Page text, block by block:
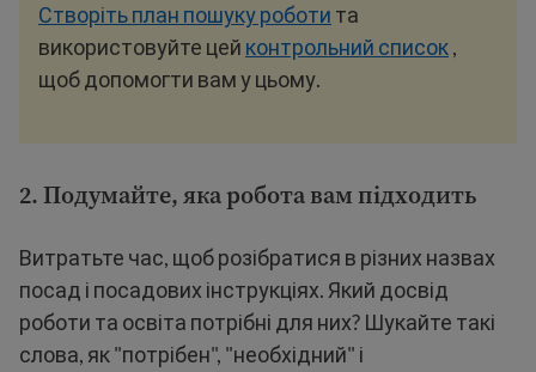
Створіть план пошуку роботи та
використовуйте цей контрольний список,
щоб допомогти вам у цьому.
2. Подумайте, яка робота вам підходить
Витратьте час, щоб розібратися в різних назвах
посад і посадових інструкціях. Який досвід
роботи та освіта потрібні для них? Шукайте такі
слова, як "потрібен", "необхідний" і